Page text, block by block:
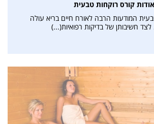
אודות קורס רוקחות טבעית
המודעות הרבה לאורח חיים בריא עולה
לצד חשיבותן של בדיקות רפואיות(...)